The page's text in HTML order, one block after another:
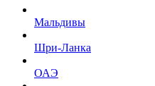
Мальдивы
Шри-Ланка
ОАЭ